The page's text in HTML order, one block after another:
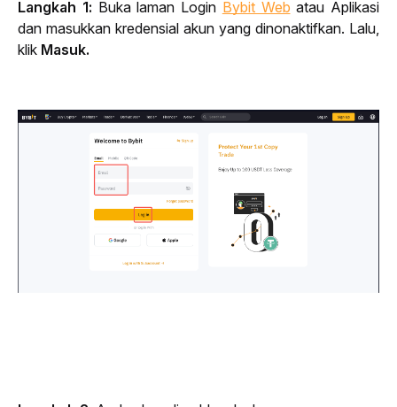
Langkah 1: Buka laman Login Bybit Web atau Aplikasi
dan masukkan kredensial akun yang dinonaktifkan. Lalu,
klik Masuk.